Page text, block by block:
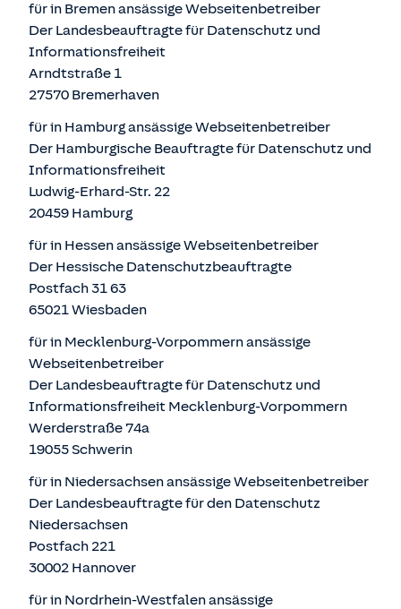
für in Bremen ansässige Webseitenbetreiber
Der Landesbeauftragte für Datenschutz und
Informationsfreiheit
Arndtstraße 1
27570 Bremerhaven
für in Hamburg ansässige Webseitenbetreiber
Der Hamburgische Beauftragte für Datenschutz und
Informationsfreiheit
Ludwig-Erhard-Str. 22
20459 Hamburg
für in Hessen ansässige Webseitenbetreiber
Der Hessische Datenschutzbeauftragte
Postfach 31 63
65021 Wiesbaden
für in Mecklenburg-Vorpommern ansässige
Webseitenbetreiber
Der Landesbeauftragte für Datenschutz und
Informationsfreiheit Mecklenburg-Vorpommern
Werderstraße 74a
19055 Schwerin
für in Niedersachsen ansässige Webseitenbetreiber
Der Landesbeauftragte für den Datenschutz
Niedersachsen
Postfach 221
30002 Hannover
für in Nordrhein-Westfalen ansässige